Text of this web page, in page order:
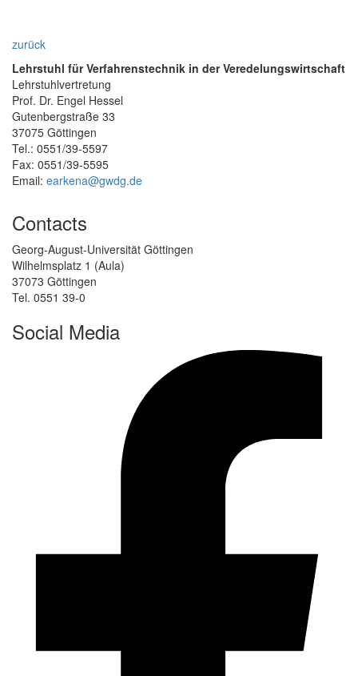
zurück
Lehrstuhl für Verfahrenstechnik in der Veredelungswirtschaft
Lehrstuhlvertretung
Prof. Dr. Engel Hessel
Gutenbergstraße 33
37075 Göttingen
Tel.: 0551/39-5597
Fax: 0551/39-5595
Email: earkena@gwdg.de
Contacts
Georg-August-Universität Göttingen
Wilhelmsplatz 1 (Aula)
37073 Göttingen
Tel. 0551 39-0
Social Media